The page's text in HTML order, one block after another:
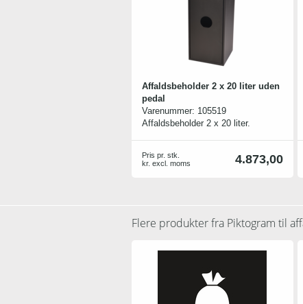
Affaldsbeholder 2 x 20 liter uden
pedal
Varenummer: 105519
Affaldsbeholder 2 x 20 liter.
til sammenkobling af evt. flere
4.873,00
Pris pr. stk.
kr. excl. moms
Flere produkter fra Piktogram til